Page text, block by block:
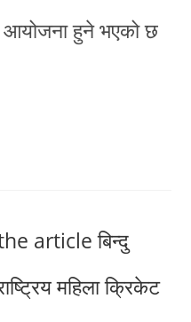
आयोजना हुने भएको छ